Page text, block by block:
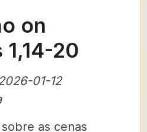
on
20
01-12
as cenas